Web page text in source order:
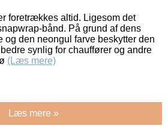
foretrækkes altid. Ligesom det
bånd. På grund af dens
og den neongul farve beskytter den
synlig for chauffører og andre
(Læs mere)
Læs mere »